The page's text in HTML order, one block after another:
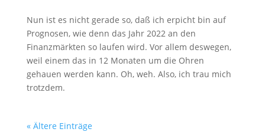
Nun ist es nicht gerade so, daß ich erpicht bin auf
Prognosen, wie denn das Jahr 2022 an den
Finanzmärkten so laufen wird. Vor allem deswegen,
weil einem das in 12 Monaten um die Ohren
gehauen werden kann. Oh, weh. Also, ich trau mich
trotzdem.
« Ältere Einträge